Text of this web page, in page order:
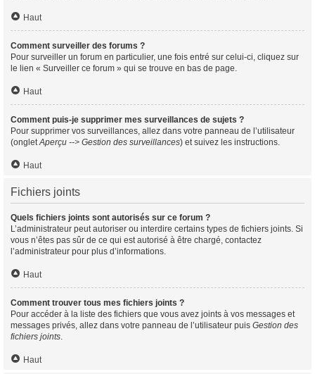
Haut
Comment surveiller des forums ?
Pour surveiller un forum en particulier, une fois entré sur celui-ci, cliquez sur
le lien « Surveiller ce forum » qui se trouve en bas de page.
Haut
Comment puis-je supprimer mes surveillances de sujets ?
Pour supprimer vos surveillances, allez dans votre panneau de l’utilisateur
(ongletAperçu --> Gestion des surveillances) et suivez les instructions.
Haut
Fichiers joints
Quels fichiers joints sont autorisés sur ce forum ?
L’administrateur peut autoriser ou interdire certains types de fichiers joints. Si
vous n’êtes pas sûr de ce qui est autorisé à être chargé, contactez
l’administrateur pour plus d’informations.
Haut
Comment trouver tous mes fichiers joints ?
Pour accéder à la liste des fichiers que vous avez joints à vos messages et
messages privés, allez dans votre panneau de l’utilisateur puis Gestion des
fichiers joints.
Haut